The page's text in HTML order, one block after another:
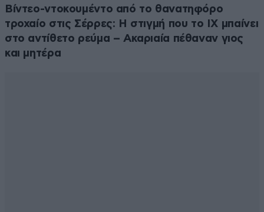
Βίντεο-ντοκουμέντο από το θανατηφόρο
τροχαίο στις Σέρρες: Η στιγμή που το ΙΧ μπαίνει
στο αντίθετο ρεύμα – Ακαριαία πέθαναν γιος
και μητέρα